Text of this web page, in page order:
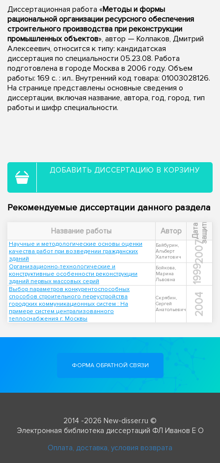
Диссертационная работа «Методы и формы
рациональной организации ресурсного обеспечения
строительного производства при реконструкции
промышленных объектов», автор — Колпаков, Дмитрий
Алексеевич, относится к типу: кандидатская
диссертация по специальности 05.23.08. Работа
подготовлена в городе Москва в 2006 году. Объем
работы: 169 с. : ил.. Внутренний код товара: 01003028126.
На странице представлены основные сведения о
диссертации, включая название, автора, год, город, тип
работы и шифр специальности.
ДОБАВИТЬ ДИССЕРТАЦИЮ В КОРЗИНУ
Рекомендуемые диссертации данного раздела
Название работы Автор Д
а
т
а
з
а
щ
и
т ы
Научные и методологические основы оценки
качества работ при возведении гражданских
зданий
Байбурин,
Альберт
Халитович
2007
Организационно-технологические и
конструктивные особенности реконструкции
зданий первых массовых серий
Бойкова,
Марина
Львовна
1999
Выбор параметров конкурентоспособных
способов строительного переустройства
городских коммуникационных систем : На
примере систем централизованного
теплоснабжения г. Москвы
Скрябин,
Сергей
Анатольевич
2004
ФОРМА ОБРАТНОЙ СВЯЗИ
2014 -2026 New-disser.ru ©
Электронная библиотека диссертаций ФЛ Иванов Е О
Оплата, доставка, условия возврата